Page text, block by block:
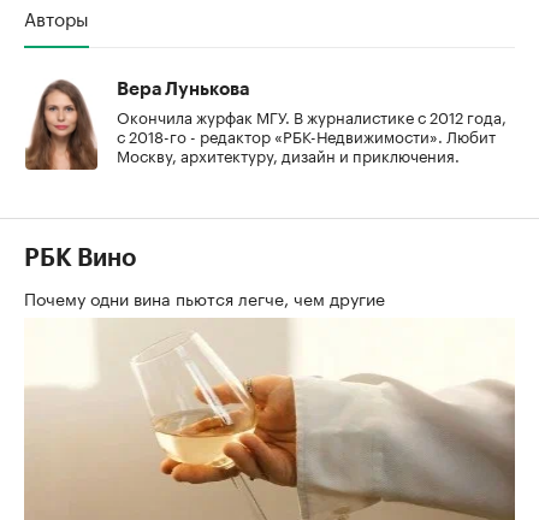
Авторы
Вера Лунькова
Окончила журфак МГУ. В журналистике с 2012 года,
с 2018-го - редактор «РБК-Недвижимости». Любит
Москву, архитектуру, дизайн и приключения.
РБК Вино
Почему одни вина пьются легче, чем другие